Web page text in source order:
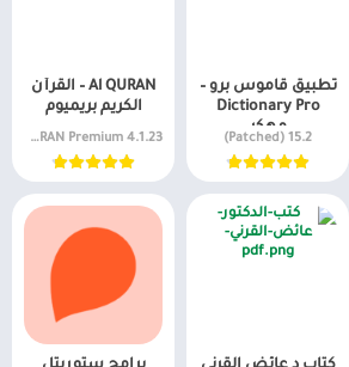
تطبيق قاموس برو –
Dictionary Pro
مهكر
15.2 (Patched)
Al QURAN – القرأن
الكريم بريميوم
4.1.23 Al QURAN Premium